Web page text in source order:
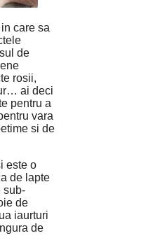
care sa
de
rosii,
ai deci
pentru a
vara
si de
este o
de lapte
sub-
de
iaurturi
de